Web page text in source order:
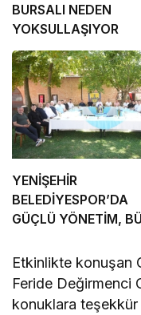
BURSALI NEDEN
YOKSULLAŞIYOR
YENİŞEHİR
BELEDİYESPOR’DA
GÜÇLÜ YÖNETİM,
Etkinlikte konuşan
Feride Değirmenci
konuklara